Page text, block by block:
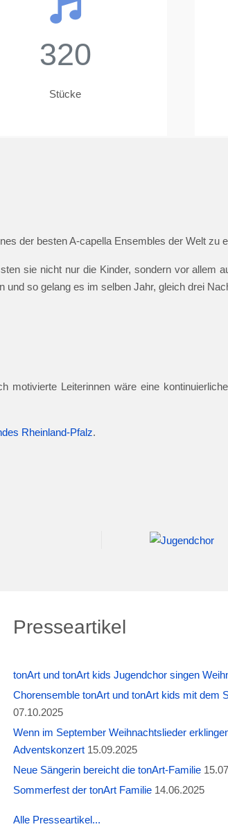
320
Stücke
der besten A-capella Ensembles der Welt zu
sie nicht nur die Kinder, sondern vor allem
so gelang es im selben Jahr, gleich drei
motivierte Leiterinnen wäre eine
Rheinland-Pfalz.
Presseartikel
tonArt und tonArt kids Jugendchor singen
Chorensemble tonArt und tonArt kids mit dem
07.10.2025
Wenn im September Weihnachtslieder
Adventskonzert 15.09.2025
Neue Sängerin bereicht die tonArt-Familie
Sommerfest der tonArt Familie 14.06.2025
Alle Presseartikel...